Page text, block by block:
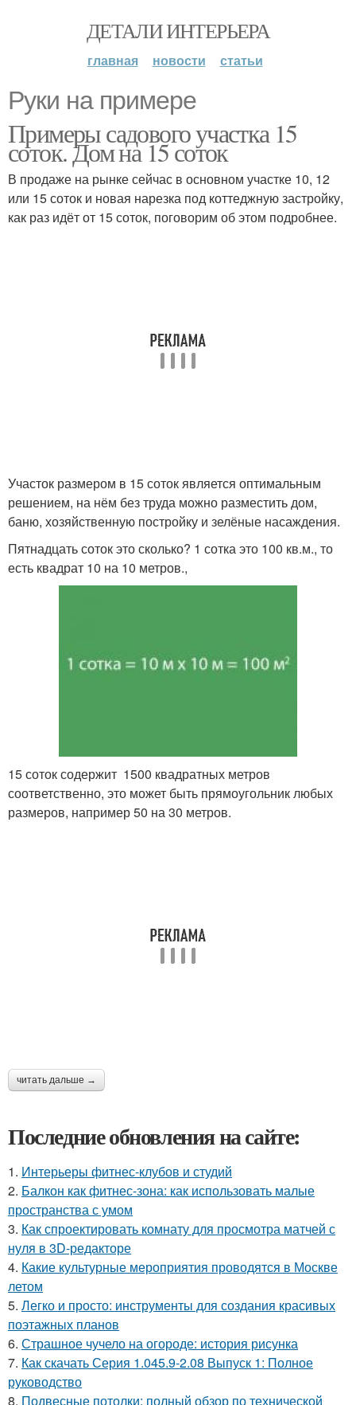
ДЕТАЛИ ИНТЕРЬЕРА
главная новости статьи
Руки на примере
Примеры садового участка 15
соток. Дом на 15 соток
В продаже на рынке сейчас в основном участке 10, 12
или 15 соток и новая нарезка под коттеджную застройку,
как раз идёт от 15 соток, поговорим об этом подробнее.
Участок размером в 15 соток является оптимальным
решением, на нём без труда можно разместить дом,
баню, хозяйственную постройку и зелёные насаждения.
Пятнадцать соток это сколько? 1 сотка это 100 кв.м., то
есть квадрат 10 на 10 метров.,
15 соток содержит 1500 квадратных метров
соответственно, это может быть прямоугольник любых
размеров, например 50 на 30 метров.
читать дальше →
Последние обновления на сайте:
1. Интерьеры фитнес-клубов и студий
2. Балкон как фитнес-зона: как использовать малые
пространства с умом
3. Как спроектировать комнату для просмотра матчей с
нуля в 3D-редакторе
4. Какие культурные мероприятия проводятся в Москве
летом
5. Легко и просто: инструменты для создания красивых
поэтажных планов
6. Страшное чучело на огороде: история рисунка
7. Как скачать Серия 1.045.9-2.08 Выпуск 1: Полное
руководство
8. Подвесные потолки: полный обзор по технической